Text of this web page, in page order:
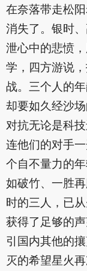
在奈落带走松
消失了。银时
泄心中的悲愤
学，四方游说
战。三个人的
却要如久经沙
对抗无论是科
连他们的对手
个自不量力的
如破竹、一胜
时的三人，已
获得了足够的
引国内其他的
灭的希望星火再